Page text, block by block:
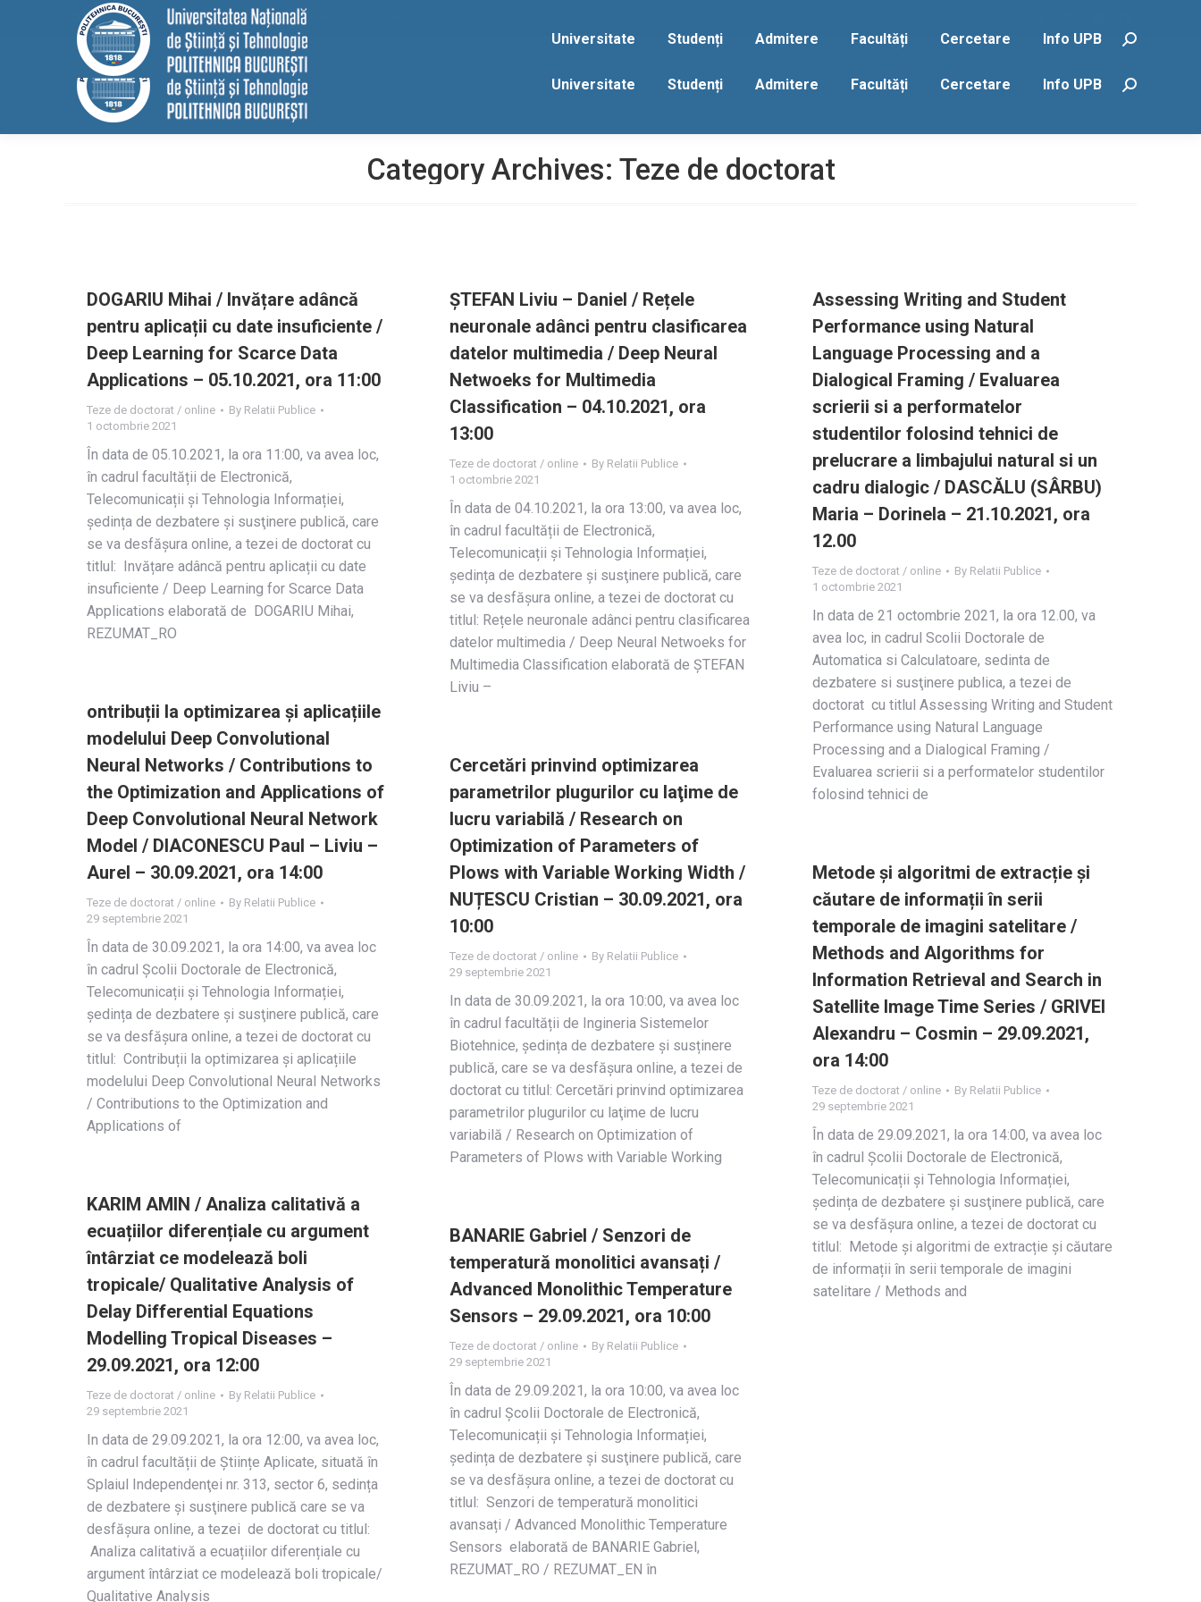
EELISA HRS4R Internațional ALUMNI
opensopens
Instagram
page
opens
YouTube
opens
Universitate Studenți Admitere Facultăți Cercetare Info UPB Search:
Category Archives: Teze de doctorat
DOGARIU Mihai / Invățare adâncă
pentru aplicații cu date insuficiente /
Deep Learning for Scarce Data
Applications – 05.10.2021, ora 11:00
Teze de doctorat / online By Relatii Publice
1 octombrie 2021
În data de 05.10.2021, la ora 11:00, va avea loc,
în cadrul facultății de Electronică,
Telecomunicații și Tehnologia Informației,
ședința de dezbatere și susţinere publică, care
se va desfășura online, a tezei de doctorat cu
titlul: Invățare adâncă pentru aplicații cu date
insuficiente / Deep Learning for Scarce Data
Applications elaborată de DOGARIU Mihai,
REZUMAT_RO
ȘTEFAN Liviu – Daniel / Rețele
neuronale adânci pentru clasificarea
datelor multimedia / Deep Neural
Netwoeks for Multimedia
Classification – 04.10.2021, ora
13:00
Teze de doctorat / online By Relatii Publice
1 octombrie 2021
În data de 04.10.2021, la ora 13:00, va avea loc,
în cadrul facultății de Electronică,
Telecomunicații și Tehnologia Informației,
ședința de dezbatere și susţinere publică, care
se va desfășura online, a tezei de doctorat cu
titlul: Rețele neuronale adânci pentru clasificarea
datelor multimedia / Deep Neural Netwoeks for
Multimedia Classification elaborată de ȘTEFAN
Liviu –
Assessing Writing and Student
Performance using Natural
Language Processing and a
Dialogical Framing / Evaluarea
scrierii si a performatelor
studentilor folosind tehnici de
prelucrare a limbajului natural si un
cadru dialogic / DASCĂLU (SÂRBU)
Maria – Dorinela – 21.10.2021, ora
12.00
Teze de doctorat / online By Relatii Publice
1 octombrie 2021
In data de 21 octombrie 2021, la ora 12.00, va
avea loc, in cadrul Scolii Doctorale de
Automatica si Calculatoare, sedinta de
dezbatere si susţinere publica, a tezei de
doctorat cu titlul Assessing Writing and Student
Performance using Natural Language
Processing and a Dialogical Framing /
Evaluarea scrierii si a performatelor studentilor
folosind tehnici de
ontribuții la optimizarea și aplicațiile
modelului Deep Convolutional
Neural Networks / Contributions to
the Optimization and Applications of
Deep Convolutional Neural Network
Model / DIACONESCU Paul – Liviu –
Aurel – 30.09.2021, ora 14:00
Teze de doctorat / online By Relatii Publice
29 septembrie 2021
În data de 30.09.2021, la ora 14:00, va avea loc
în cadrul Școlii Doctorale de Electronică,
Telecomunicații și Tehnologia Informației,
ședința de dezbatere și susţinere publică, care
se va desfășura online, a tezei de doctorat cu
titlul: Contribuții la optimizarea și aplicațiile
modelului Deep Convolutional Neural Networks
/ Contributions to the Optimization and
Applications of
Cercetări prinvind optimizarea
parametrilor plugurilor cu laţime de
lucru variabilă / Research on
Optimization of Parameters of
Plows with Variable Working Width /
NUȚESCU Cristian – 30.09.2021, ora
10:00
Teze de doctorat / online By Relatii Publice
29 septembrie 2021
In data de 30.09.2021, la ora 10:00, va avea loc
în cadrul facultății de Ingineria Sistemelor
Biotehnice, ședința de dezbatere și susținere
publică, care se va desfășura online, a tezei de
doctorat cu titlul: Cercetări prinvind optimizarea
parametrilor plugurilor cu laţime de lucru
variabilă / Research on Optimization of
Parameters of Plows with Variable Working
Metode și algoritmi de extracție și
căutare de informații în serii
temporale de imagini satelitare /
Methods and Algorithms for
Information Retrieval and Search in
Satellite Image Time Series / GRIVEI
Alexandru – Cosmin – 29.09.2021,
ora 14:00
Teze de doctorat / online By Relatii Publice
29 septembrie 2021
În data de 29.09.2021, la ora 14:00, va avea loc
în cadrul Școlii Doctorale de Electronică,
Telecomunicații și Tehnologia Informației,
ședința de dezbatere și susţinere publică, care
se va desfășura online, a tezei de doctorat cu
titlul: Metode și algoritmi de extracție și căutare
de informații în serii temporale de imagini
satelitare / Methods and
KARIM AMIN / Analiza calitativă a
ecuațiilor diferențiale cu argument
întârziat ce modelează boli
tropicale/ Qualitative Analysis of
Delay Differential Equations
Modelling Tropical Diseases –
29.09.2021, ora 12:00
Teze de doctorat / online By Relatii Publice
29 septembrie 2021
In data de 29.09.2021, la ora 12:00, va avea loc,
în cadrul facultății de Științe Aplicate, situată în
Splaiul Independenţei nr. 313, sector 6, sedința
de dezbatere și susţinere publică care se va
desfășura online, a tezei de doctorat cu titlul:
Analiza calitativă a ecuațiilor diferențiale cu
argument întârziat ce modelează boli tropicale/
Qualitative Analysis
BANARIE Gabriel / Senzori de
temperatură monolitici avansați /
Advanced Monolithic Temperature
Sensors – 29.09.2021, ora 10:00
Teze de doctorat / online By Relatii Publice
29 septembrie 2021
În data de 29.09.2021, la ora 10:00, va avea loc
în cadrul Școlii Doctorale de Electronică,
Telecomunicații și Tehnologia Informației,
ședința de dezbatere și susţinere publică, care
se va desfășura online, a tezei de doctorat cu
titlul: Senzori de temperatură monolitici
avansați / Advanced Monolithic Temperature
Sensors elaborată de BANARIE Gabriel,
REZUMAT_RO / REZUMAT_EN în
Universitate Studenți Admitere Facultăți Cercetare Info UPB Search: